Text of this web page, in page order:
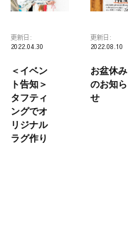
更新日:
2022.04.30
＜イベン
ト告知＞
タフティ
ングでオ
リジナル
ラグ作り
更新日:
2022.08.10
お盆休み
のお知ら
せ